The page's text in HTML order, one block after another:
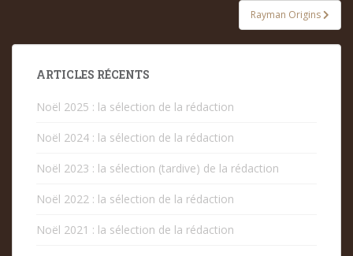
Rayman Origins
ARTICLES RÉCENTS
Noël 2025 : la sélection de la rédaction
Noël 2024 : la sélection de la rédaction
Noël 2023 : la sélection (tardive) de la rédaction
Noël 2022 : la sélection de la rédaction
Noël 2021 : la sélection de la rédaction